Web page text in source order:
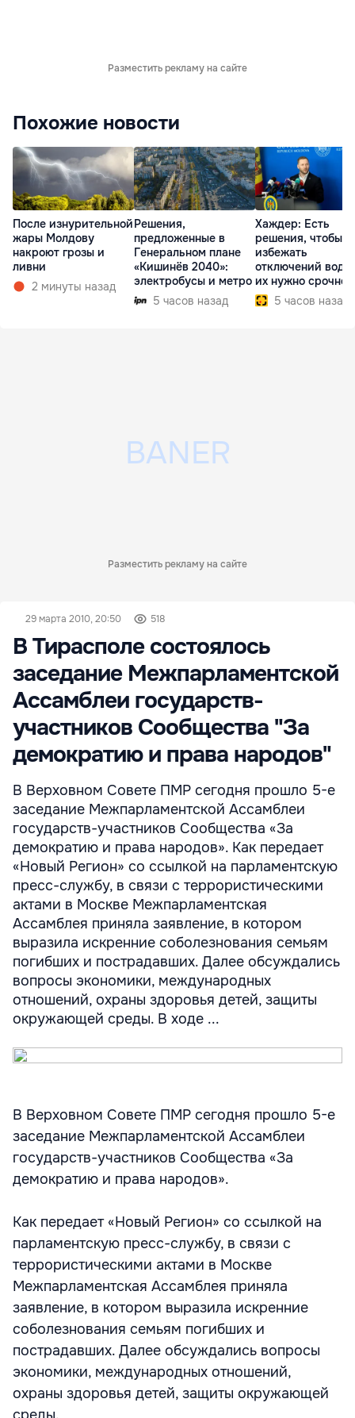
Разместить рекламу на сайте
Похожие новости
После изнурительной
жары Молдову
накроют грозы и
ливни
2 минуты назад
Решения,
предложенные в
Генеральном плане
«Кишинёв 2040»:
электробусы и метро
5 часов назад
Хаждер: Есть
решения, чтобы
избежать
отключений
их нужно срочно
внедрить
5 часов назад
Разместить рекламу на сайте
29 марта 2010, 20:50 518
В Тирасполе состоялось
заседание Межпарламентской
Ассамблеи государств-
участников Сообщества "За
демократию и права народов"
В Верховном Совете ПМР сегодня прошло 5-е
заседание Межпарламентской Ассамблеи
государств-участников Сообщества «За
демократию и права народов». Как передает
«Новый Регион» со ссылкой на парламентскую
пресс-службу, в связи с террористическими
актами в Москве Межпарламентская
Ассамблея приняла заявление, в котором
выразила искренние соболезнования семьям
погибших и пострадавших. Далее обсуждались
вопросы экономики, международных
отношений, охраны здоровья детей, защиты
окружающей среды. В ходе ...
В Верховном Совете ПМР сегодня прошло 5-е
заседание Межпарламентской Ассамблеи
государств-участников Сообщества «За
демократию и права народов».
Как передает «Новый Регион» со ссылкой на
парламентскую пресс-службу, в связи с
террористическими актами в Москве
Межпарламентская Ассамблея приняла
заявление, в котором выразила искренние
соболезнования семьям погибших и
пострадавших. Далее обсуждались вопросы
экономики, международных отношений,
охраны здоровья детей, защиты окружающей